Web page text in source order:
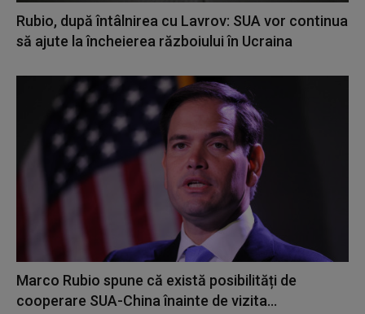
Rubio, după întâlnirea cu Lavrov: SUA vor continua
să ajute la încheierea războiului în Ucraina
Marco Rubio spune că există posibilități de
cooperare SUA-China înainte de vizita...